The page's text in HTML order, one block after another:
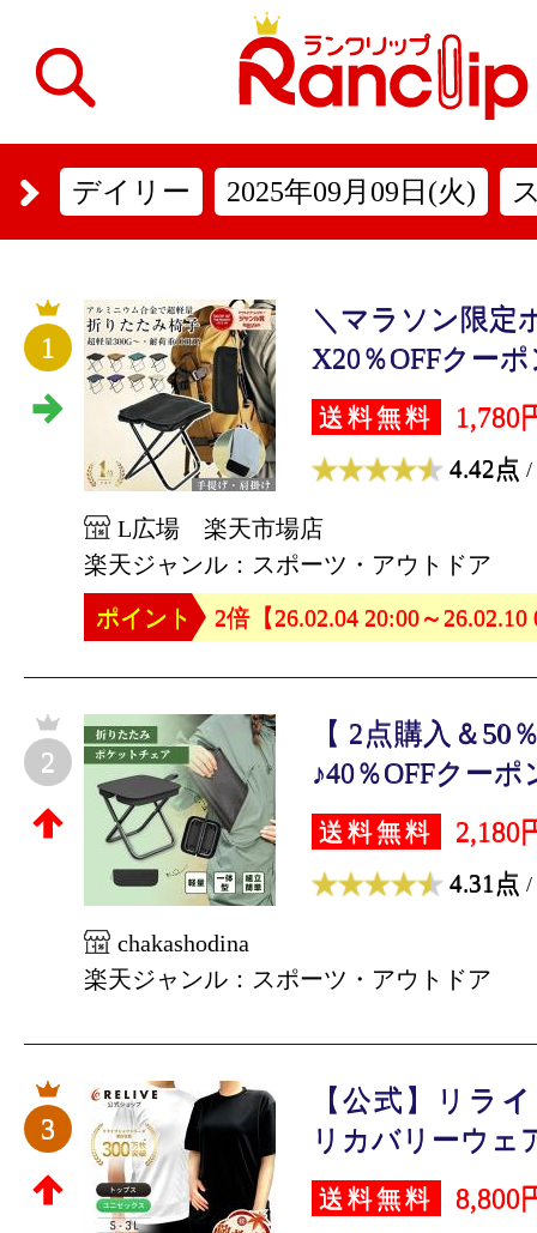
デイリー 2025年09月09日(火)
1
＼マラソン限定
X20％OFFクー
送料無料 1,780
4.42点 /
L広場 楽天市場店
楽天ジャンル：スポーツ・アウトドア
ポイント
2倍【26.02.04 20:00～26.02.10
2
【 2点購入＆50
♪40％OFFクーポ
送料無料 2,180
4.31点 /
chakashodina
楽天ジャンル：スポーツ・アウトドア
3
【公式】リラ
リカバリーウェ
送料無料 8,800